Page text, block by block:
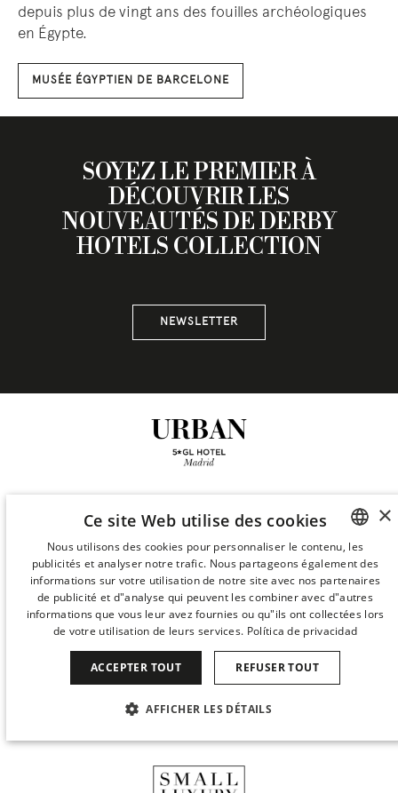
depuis plus de vingt ans des fouilles archéologiques
en Égypte.
MUSÉE ÉGYPTIEN DE BARCELONE
SOYEZ LE PREMIER À
DÉCOUVRIR LES
NOUVEAUTÉS DE DERBY
HOTELS COLLECTION
NEWSLETTER
AVIS JURIDIQUE CARTE INTERNET
FACEBOOK INSTAGRAM
TIKTOK LINKEDIN
TRAVAILLEZ AVEC NOUS DURABILITÉ
SPANISH
ENGLISH
GERMAN
FRENCH
CHINESE (SIMPLIFIED)
×
Ce site Web utilise des cookies
Nous utilisons des cookies pour personnaliser le contenu, les
publicités et analyser notre trafic. Nous partageons également des
informations sur votre utilisation de notre site avec nos partenaires
de publicité et d"analyse qui peuvent les combiner avec d"autres
informations que vous leur avez fournies ou qu"ils ont collectées lors
de votre utilisation de leurs services. Política de privacidad
ACCEPTER TOUT REFUSER TOUT
AFFICHER LES DÉTAILS
STRICTEMENT NÉCESSAIRES PERFORMANCE
FONCTIONNALITÉ